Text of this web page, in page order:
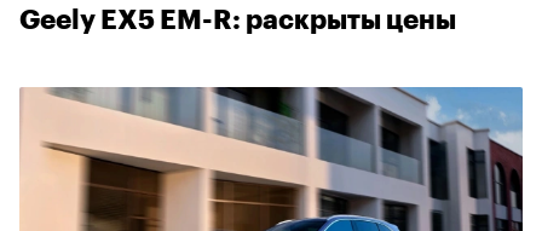
Geely EX5 EM-R: раскрыты цены